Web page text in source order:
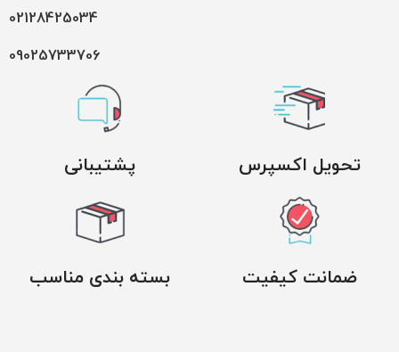
02128425034
09025733706
تحویل اکسپرس پشتیبانی
ضمانت کیفیت بسته بندی مناسب